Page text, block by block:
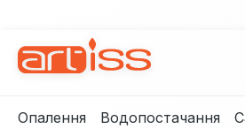
Опалення Водопостачання